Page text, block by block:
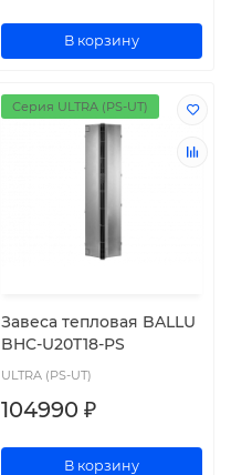
В корзину
Серия ULTRA (PS-UT)
Завеса тепловая BALLU
BHC-U20T18-PS
ULTRA (PS-UT)
104990 ₽
В корзину